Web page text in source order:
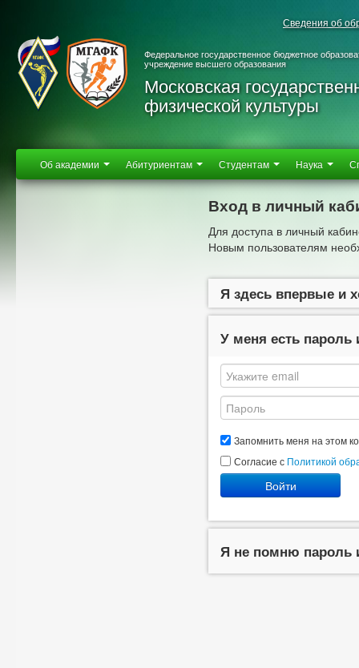
Сведения об
Федеральное государственное бюджетное
учреждение высшего образования
Московская
физической культуры
Об академии Абитуриентам Студентам Наука
Вход в личный
Для доступа в личный
Новым пользователям
Я здесь впервые и
У меня есть пароль
Запомнить меня на этом
Согласие с Политикой
Войти
Я не помню пароль